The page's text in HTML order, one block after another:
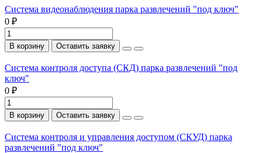
Система видеонаблюдения парка развлечений "под ключ"
0 ₽
В корзину Оставить заявку
Система контроля доступа (СКД) парка развлечений "под
ключ"
0 ₽
В корзину Оставить заявку
Система контроля и управления доступом (СКУД) парка
развлечений "под ключ"